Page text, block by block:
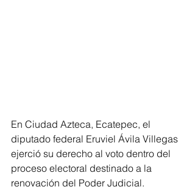
En Ciudad Azteca, Ecatepec, el
diputado federal Eruviel Ávila Villegas
ejerció su derecho al voto dentro del
proceso electoral destinado a la
renovación del Poder Judicial.